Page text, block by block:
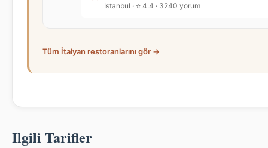
Istanbul · ⭐ 4.4 · 3240 yorum
Tüm İtalyan restoranlarını gör →
Ilgili Tarifler